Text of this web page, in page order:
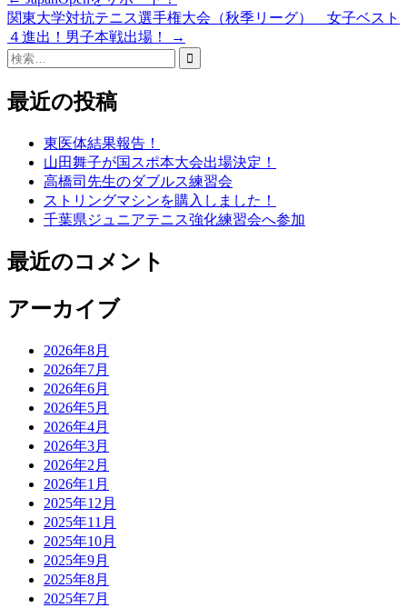
navigation
関東大学対抗テニス選手権大会（秋季リーグ） 女子ベスト
４進出！男子本戦出場！
→
検
最近の投稿
東医体結果報告！
山田舞子が国スポ本大会出場決定！
高橋司先生のダブルス練習会
ストリングマシンを購入しました！
千葉県ジュニアテニス強化練習会へ参加
最近のコメント
アーカイブ
2026年8月
2026年7月
2026年6月
2026年5月
2026年4月
2026年3月
2026年2月
2026年1月
2025年12月
2025年11月
2025年10月
2025年9月
2025年8月
2025年7月